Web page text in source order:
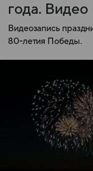
года. Видео
Видеозапись
80-летия Победы.